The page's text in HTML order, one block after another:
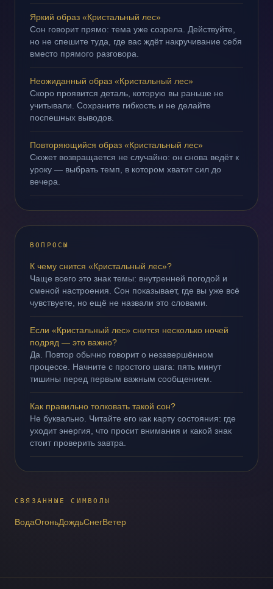
Яркий образ «Кристальный лес»
Сон говорит прямо: тема уже созрела. Действуйте,
но не спешите туда, где вас ждёт накручивание себя
вместо прямого разговора.
Неожиданный образ «Кристальный лес»
Скоро проявится деталь, которую вы раньше не
учитывали. Сохраните гибкость и не делайте
поспешных выводов.
Повторяющийся образ «Кристальный лес»
Сюжет возвращается не случайно: он снова ведёт к
уроку — выбрать темп, в котором хватит сил до
вечера.
ВОПРОСЫ
К чему снится «Кристальный лес»?
Чаще всего это знак темы: внутренней погодой и
сменой настроения. Сон показывает, где вы уже всё
чувствуете, но ещё не назвали это словами.
Если «Кристальный лес» снится несколько ночей
подряд — это важно?
Да. Повтор обычно говорит о незавершённом
процессе. Начните с простого шага: пять минут
тишины перед первым важным сообщением.
Как правильно толковать такой сон?
Не буквально. Читайте его как карту состояния: где
уходит энергия, что просит внимания и какой знак
стоит проверить завтра.
СВЯЗАННЫЕ СИМВОЛЫ
ВодаОгоньДождьСнегВетер